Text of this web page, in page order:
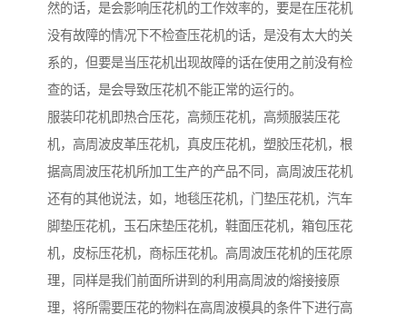
然的话，是会影响压花机的工作效率的，要是在压花机
没有故障的情况下不检查压花机的话，是没有太大的关
系的，但要是当压花机出现故障的话在使用之前没有检
查的话，是会导致压花机不能正常的运行的。
服装印花机即热合压花，高频压花机，高频服装压花
机，高周波皮革压花机，真皮压花机，塑胶压花机，根
据高周波压花机所加工生产的产品不同，高周波压花机
还有的其他说法，如，地毯压花机，门垫压花机，汽车
脚垫压花机，玉石床垫压花机，鞋面压花机，箱包压花
机，皮标压花机，商标压花机。高周波压花机的压花原
理，同样是我们前面所讲到的利用高周波的熔接接原
理，将所需要压花的物料在高周波模具的条件下进行高